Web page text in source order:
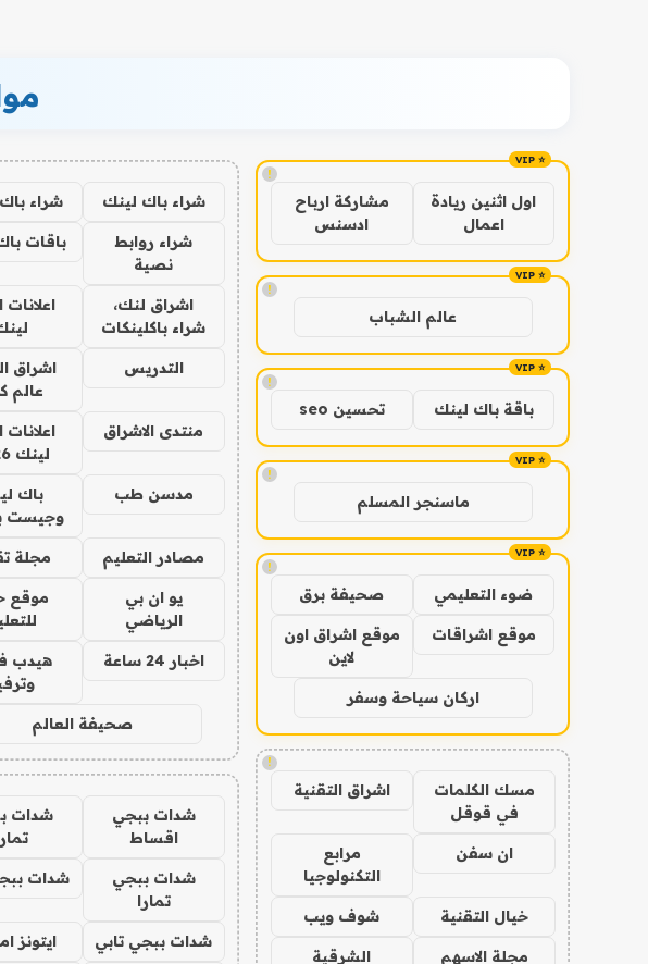
!
اول اثنين ريادة
اعمال
مشاركة ارباح
ادسنس
!
عالم الشباب
!
باقة باك لينك تحسين seo
!
ماسنجر المسلم
!
ضوء التعليمي صحيفة برق
موقع اشراقات
موقع اشراق اون
لاين
اركان سياحة وسفر
!
مسك الكلمات
في قوقل
اشراق التقنية
ان سفن
مرابع
التكنولوجيا
خيال التقنية شوف ويب
مجلة الاسهم الشرقية
شراء باك لينك شراء
شراء روابط
نصية
باقات
اشراق لنك،
شراء باكلينكات
اعلانات
التدريس
اشراق
عالم
منتدى الاشراق
اعلانات
لينك 2026
مدسن طب
باك
وجيست
مصادر التعليم مجلة
يو ان بي
الرياضي
موقع
اخبار 24 ساعة
هيدب
صحيفة العالم
شدات ببجي
اقساط
شدات
شدات ببجي
تمارا
شدات
شدات ببجي تابي ايتونز